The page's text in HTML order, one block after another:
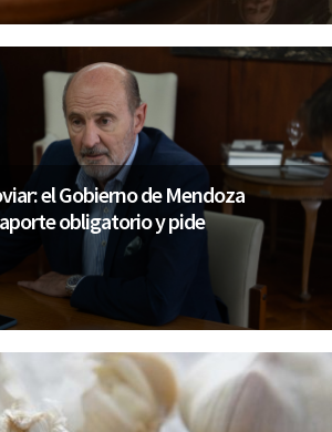
el Gobierno de Mendoza
obligatorio y pide